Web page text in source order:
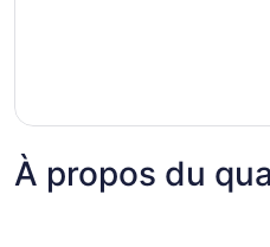
À propos du